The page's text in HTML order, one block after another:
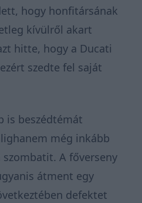
hogy honfitársának
kívülről akart
hitte, hogy a Ducati
szedte fel saját
is beszédtémát
még inkább
A főverseny
átment egy
defektet